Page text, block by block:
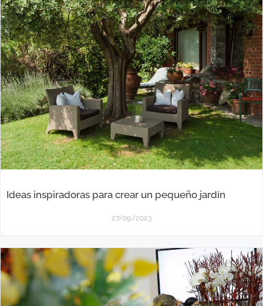
Ideas inspiradoras para crear un pequeño jardín
27/09/2023